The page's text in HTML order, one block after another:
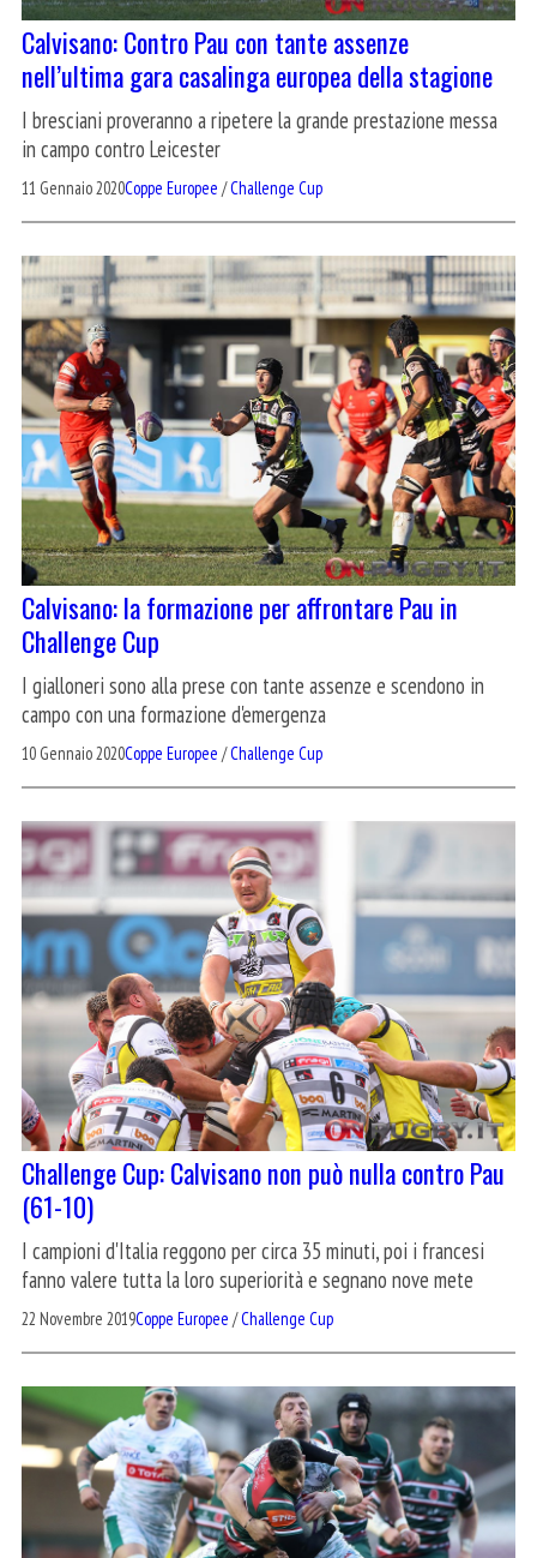
Calvisano: Contro Pau con tante assenze
nell’ultima gara casalinga europea della stagione
I bresciani proveranno a ripetere la grande prestazione messa
in campo contro Leicester
11 Gennaio 2020Coppe Europee /Challenge Cup
Calvisano: la formazione per affrontare Pau in
Challenge Cup
I gialloneri sono alla prese con tante assenze e scendono in
campo con una formazione d'emergenza
10 Gennaio 2020Coppe Europee /Challenge Cup
Challenge Cup: Calvisano non può nulla contro Pau
(61-10)
I campioni d'Italia reggono per circa 35 minuti, poi i francesi
fanno valere tutta la loro superiorità e segnano nove mete
22 Novembre 2019Coppe Europee /Challenge Cup